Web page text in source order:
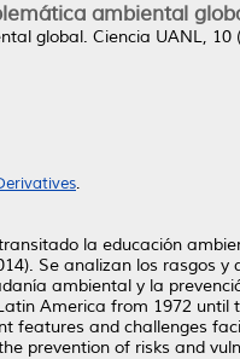
ambiental
global. Ciencia UANL, 10
.
la educación
Se analizan los rasgos
ambiental y la
America from 1972
features and challenges
prevention of risks and